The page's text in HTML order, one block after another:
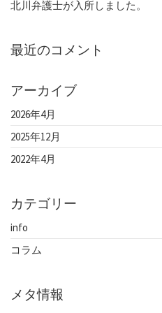
北川弁護士が入所しました。
最近のコメント
アーカイブ
2026年4月
2025年12月
2022年4月
カテゴリー
info
コラム
メタ情報